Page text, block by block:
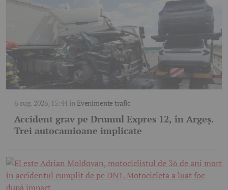
6 aug. 2026, 15:44în Evenimente trafic
Accident grav pe Drumul Expres 12, în Argeș.
Trei autocamioane implicate